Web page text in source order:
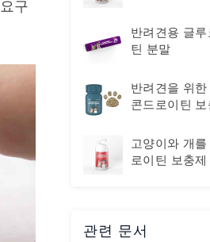
구
반려견용 글
틴 분말
반려견을 위
콘드로이틴 보
고양이와 개
로이틴 보충제
관련 문서